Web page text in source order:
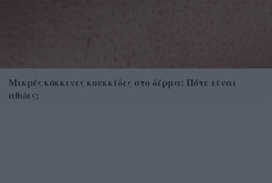
Μικρές κόκκινες κουκκίδες στο δέρμα: Πότε είναι
αθώες;